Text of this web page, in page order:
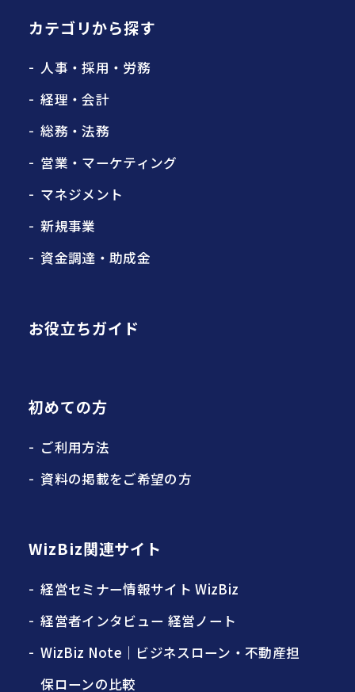
カテゴリから探す
人事・採用・労務
経理・会計
総務・法務
営業・マーケティング
マネジメント
新規事業
資金調達・助成金
お役立ちガイド
初めての方
ご利用方法
資料の掲載をご希望の方
WizBiz関連サイト
経営セミナー情報サイト WizBiz
経営者インタビュー 経営ノート
WizBiz Note｜ビジネスローン・不動産担
保ローンの比較